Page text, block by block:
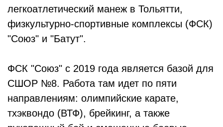
легкоатлетический манеж в Тольятти,
физкультурно-спортивные комплексы (ФСК)
"Союз" и "Батут".
ФСК "Союз" с 2019 года является базой для
СШОР №8. Работа там идет по пяти
направлениям: олимпийские карате,
тхэквондо (ВТФ), брейкинг, а также